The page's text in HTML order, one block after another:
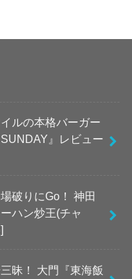
ルの本格バーガー
』レビュー
破りにGo！ 神田
ハン炒王(チャ
昧！ 大門『東海飯